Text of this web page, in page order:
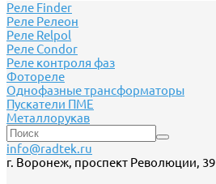
Реле Finder
Реле Релеон
Реле Relpol
Реле Сondor
Реле контроля фаз
Фотореле
Однофазные трансформаторы
Пускатели ПМЕ
Металлорукав
info@radtek.ru
г. Воронеж, проспект Революции, 39